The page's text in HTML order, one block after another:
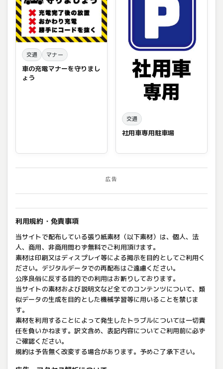
交通 マナー
車の充電マナーを守りまし
ょう
交通
社用車専用駐車場
広告
利用規約・免責事項
当サイトで配布している張り紙素材（以下素材）は、個人、法
人、商用、非商用問わず無料でご利用頂けます。
素材は印刷又はディスプレイ等による掲示を目的としてご利用く
ださい。デジタルデータでの再配布はご遠慮ください。
公序良俗に反する目的での利用はお断りしております。
当サイトの素材および説明文など全てのコンテンツについて、類
似データの生成を目的とした機械学習等に用いることを禁じま
す。
素材を利用することによって発生したトラブルについては一切責
任を負いかねます。訳文含め、表記内容についてご利用前に必ず
ご確認ください。
規約は予告無く改変する場合があります。予めご了承下さい。